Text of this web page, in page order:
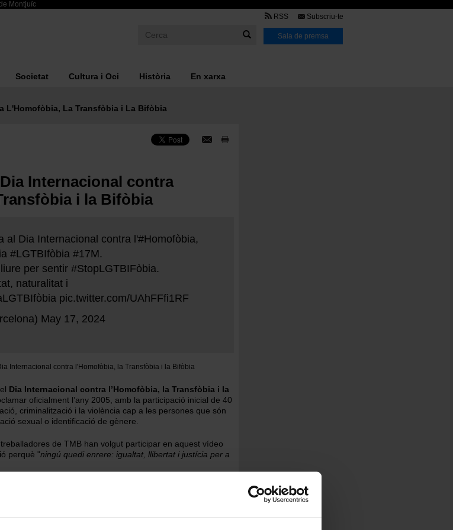
Montjuïc
TMB
Link
RSS Subscriu-te
Sala de premsa
Societat Cultura i Oci Història En xarxa
L'Homofòbia, La Transfòbia i La Bifòbia
Internacional contra
i la Bifòbia
al Dia Internacional contra l'#Homofòbia,
#LGTBIfòbia #17M.
per sentir #StopLGTBIFòbia.
naturalitat i
pic.twitter.com/UAhFFfi1RF
May 17, 2024
Internacional contra l'Homofòbia, la Transfòbia i la Bifòbia
Dia Internacional contra l’Homofòbia, la Transfòbia i la
oficialment l’any 2005, amb la participació inicial de 40
criminalització i la violència cap a les persones que són
sexual o identificació de gènere.
de TMB han volgut participar en aquest vídeo
perquè "ningú quedi enrere: igualtat, llibertat i justícia per a